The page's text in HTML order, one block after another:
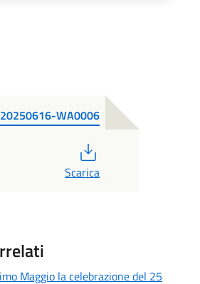
WA0006
Scarica
Maggio la celebrazione del 25